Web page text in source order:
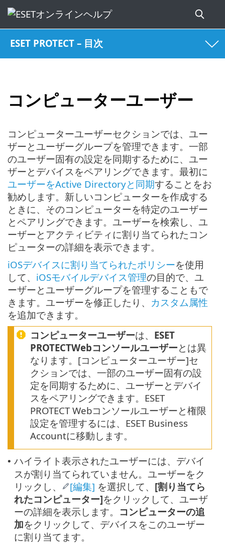
ESET PROTECT – 目次
コンピューターユーザー
コンピューターユーザーセクションでは、ユー
ザーとユーザーグループを管理できます。一部
のユーザー固有の設定を同期するために、ユー
ザーとデバイスをペアリングできます。最初に
ユーザーをActive Directoryと同期することをお
勧めします。新しいコンピューターを作成する
ときに、そのコンピューターを特定のユーザー
とペアリングできます。ユーザーを検索し、ユ
ーザーとアクティビティに割り当てられたコン
ピューターの詳細を表示できます。
iOSデバイスに割り当てられたポリシーを使用
して、 iOSモバイルデバイス管理の目的で、ユ
ーザーとユーザーグループを管理することもで
きます。ユーザーを修正したり、 カスタム属性
を追加できます。
コンピューターユーザーは、 ESET
PROTECTWebコンソールユーザーとは異
なります。[コンピューターユーザー]セ
クションでは、一部のユーザー固有の設
定を同期するために、ユーザーとデバイ
スをペアリングできます。ESET
PROTECT Webコンソールユーザーと権限
設定を管理するには、ESET Business
Accountに移動します。
• ハイライト表示されたユーザーには、デバイ
スが割り当てられていません。ユーザーをク
リックし、
[編集] を選択して、 [割り当てら
れたコンピューター]をクリックして、ユーザ
ーの詳細を表示します。 コンピューターの追
加をクリックして、デバイスをこのユーザー
に割り当てます。